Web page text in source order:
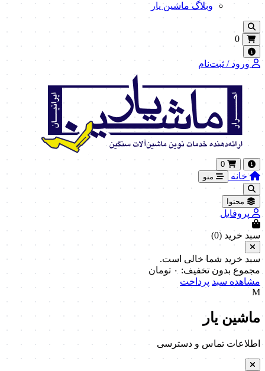
وبلاگ ماشین یار
0
ورود / ثبت‌نام
0
خانه منو
محتوا
پروفایل
سبد خرید (0
)
سبد خرید شما خالی است.
مجموع بدون تخفیف: ۰ تومان
مشاهده سبد پرداخت
M
ماشین یار
اطلاعات تماس و دسترسی